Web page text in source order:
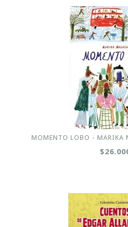
MOMENTO LOBO - MARIKA